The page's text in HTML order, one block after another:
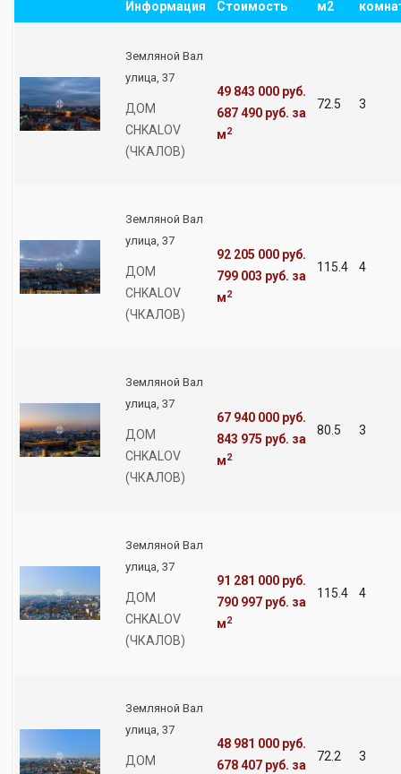
Информация Стоимость м2
Земляной Вал
улица, 37
ДОМ
CHKALOV
(ЧКАЛОВ)
49 843 000 руб.
687 490 руб. за
м2
72.5 3
Земляной Вал
улица, 37
ДОМ
CHKALOV
(ЧКАЛОВ)
92 205 000 руб.
799 003 руб. за
м2
115.4 4
Земляной Вал
улица, 37
ДОМ
CHKALOV
(ЧКАЛОВ)
67 940 000 руб.
843 975 руб. за
м2
80.5 3
Земляной Вал
улица, 37
ДОМ
CHKALOV
(ЧКАЛОВ)
91 281 000 руб.
790 997 руб. за
м2
115.4 4
Земляной Вал
улица, 37
ДОМ
48 981 000 руб.
678 407 руб. за
72.2 3